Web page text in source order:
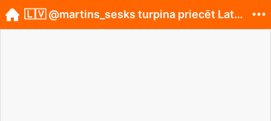
🇱🇻 @martins_sesks turpina priecēt Latvijas līdz...